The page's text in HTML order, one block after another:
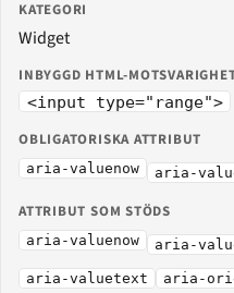
KATEGORI
Widget
INBYGGD HTML-
<input type="range">
OBLIGATORISKA ATTRIBUT
aria-valuenow aria-
ATTRIBUT SOM STÖDS
aria-valuenow aria-
aria-valuetext aria-